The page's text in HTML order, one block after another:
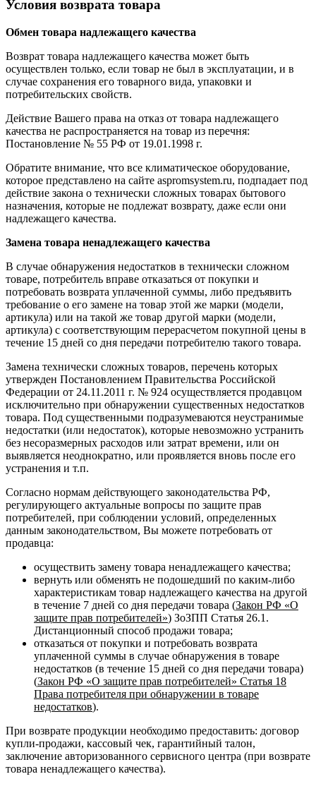
Условия возврата товара
Обмен товара надлежащего качества
Возврат товара надлежащего качества может быть
осуществлен только, если товар не был в эксплуатации, и в
случае сохранения его товарного вида, упаковки и
потребительских свойств.
Действие Вашего права на отказ от товара надлежащего
качества не распространяется на товар из перечня:
Постановление № 55 РФ от 19.01.1998 г.
Обратите внимание, что все климатическое оборудование,
которое представлено на сайте aspromsystem.ru, подпадает под
действие закона о технически сложных товарах бытового
назначения, которые не подлежат возврату, даже если они
надлежащего качества.
Замена товара ненадлежащего качества
В случае обнаружения недостатков в технически сложном
товаре, потребитель вправе отказаться от покупки и
потребовать возврата уплаченной суммы, либо предъявить
требование о его замене на товар этой же марки (модели,
артикула) или на такой же товар другой марки (модели,
артикула) с соответствующим перерасчетом покупной цены в
течение 15 дней со дня передачи потребителю такого товара.
Замена технически сложных товаров, перечень которых
утвержден Постановлением Правительства Российской
Федерации от 24.11.2011 г. № 924 осуществляется продавцом
исключительно при обнаружении существенных недостатков
товара. Под существенными подразумеваются неустранимые
недостатки (или недостаток), которые невозможно устранить
без несоразмерных расходов или затрат времени, или он
выявляется неоднократно, или проявляется вновь после его
устранения и т.п.
Согласно нормам действующего законодательства РФ,
регулирующего актуальные вопросы по защите прав
потребителей, при соблюдении условий, определенных
данным законодательством, Вы можете потребовать от
продавца:
осуществить замену товара ненадлежащего качества;
вернуть или обменять не подошедший по каким-либо
характеристикам товар надлежащего качества на другой
в течение 7 дней со дня передачи товара (Закон РФ «О
защите прав потребителей») ЗоЗПП Статья 26.1.
Дистанционный способ продажи товара;
отказаться от покупки и потребовать возврата
уплаченной суммы в случае обнаружения в товаре
недостатков (в течение 15 дней со дня передачи товара)
(Закон РФ «О защите прав потребителей» Статья 18
Права потребителя при обнаружении в товаре
недостатков).
При возврате продукции необходимо предоставить: договор
купли-продажи, кассовый чек, гарантийный талон,
заключение авторизованного сервисного центра (при возврате
товара ненадлежащего качества).